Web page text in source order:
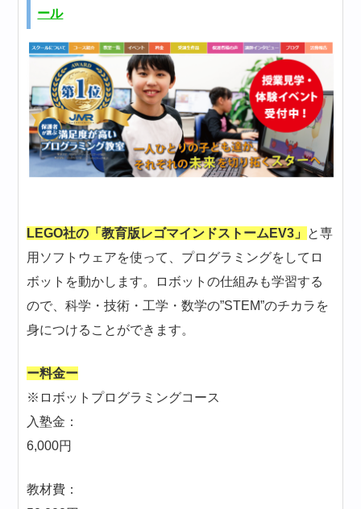
ール
LEGO社の「教育版レゴマインドストームEV3」 と専
用ソフトウェアを使って、プログラミングをしてロ
ボットを動かします。ロボットの仕組みも学習する
ので、科学・技術・工学・数学の”STEM”のチカラを
身につけることができます。
ー料金ー
※ロボットプログラミングコース
入塾金：
6,000円
教材費：